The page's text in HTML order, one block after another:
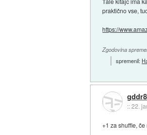
praktično vse,
https://
Zgodovina
spremenil:
::22.
+1 za shuffle,